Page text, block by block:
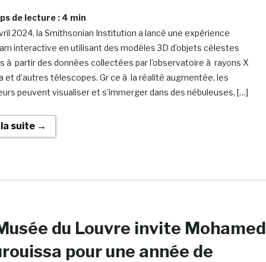
de lecture : 4 min
2024, la Smithsonian Institution a lancé une expérience
interactive en utilisant des modèles 3D d’objets célestes
à partir des données collectées par l’observatoire à rayons X
et d’autres télescopes. Gr ce à la réalité augmentée, les
peuvent visualiser et s’immerger dans des nébuleuses, […]
suite →
du Louvre invite Mohamed
pour une année de